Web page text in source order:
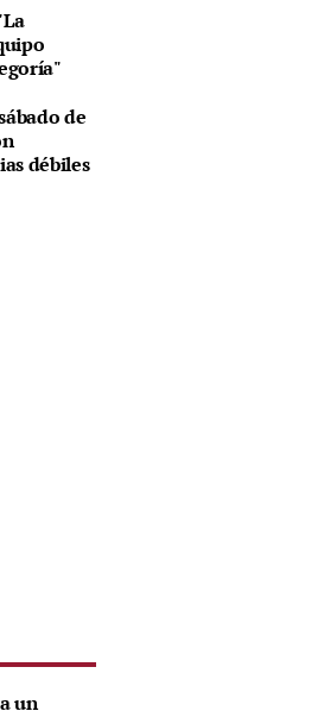
de
débiles
un